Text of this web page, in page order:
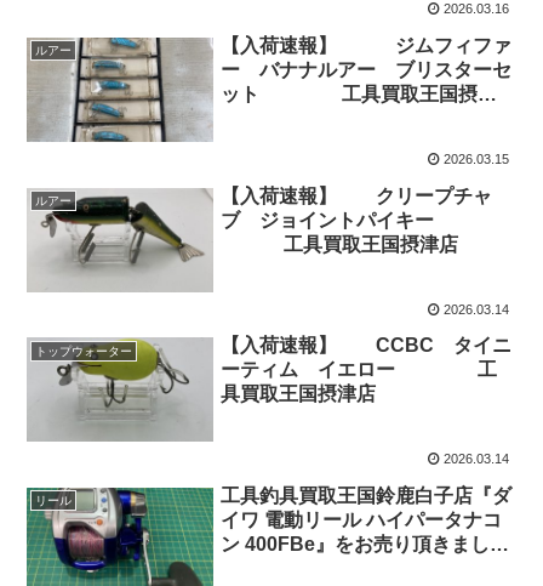
2026.03.16
ルアー
【入荷速報】 ジムフィファ
ー バナナルアー ブリスターセ
ット 工具買取王国摂津
2026.03.15
ルアー
【入荷速報】 クリープチャ
ブ ジョイントパイキー
工具買取王国摂津店
2026.03.14
トップウォーター
【入荷速報】 CCBC タイニ
ーティム イエロー 工
具買取王国摂津店
2026.03.14
リール
工具釣具買取王国鈴鹿白子店『ダ
イワ 電動リール ハイパータナコ
ン 400FBe』をお売り頂きまし